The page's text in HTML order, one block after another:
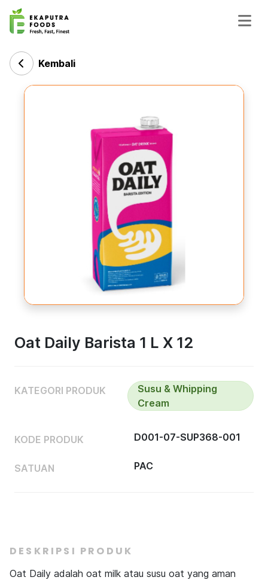
Kembali
Oat Daily Barista 1 L X 12
KATEGORI PRODUK
Susu & Whipping
Cream
KODE PRODUK D001-07-SUP368-001
SATUAN PAC
DESKRIPSI PRODUK
Oat Daily adalah oat milk atau susu oat yang aman